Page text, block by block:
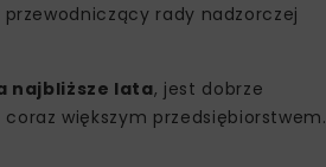
przewodniczący rady nadzorczej
najbliższe lata, jest dobrze
większym przedsiębiorstwem.